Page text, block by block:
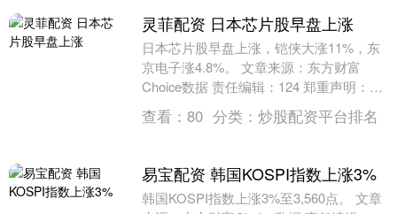
灵菲配资 日本芯片股早盘上涨
日本芯片股早盘上涨，铠侠大涨11%，东
京电子涨4.8%。 文章来源：东方财富
Choice数据 责任编辑：124 郑重声明：东
方财富发布此内容旨在传播更多信息，
与....
查看： 80 分类： 炒股配资平台排名
易宝配资 韩国KOSPI指数上涨3%
韩国KOSPI指数上涨3%至3,560点。 文章